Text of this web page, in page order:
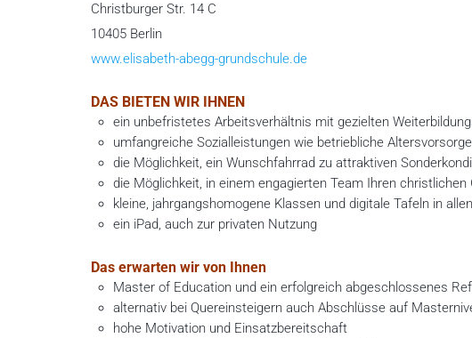
Christburger Str. 14 C
10405 Berlin
www.elisabeth-abegg-grundschule.de
DAS BIETEN WIR IHNEN
ein unbefristetes Arbeitsverhältnis mit gezielten
umfangreiche Sozialleistungen wie betriebliche
die Möglichkeit, ein Wunschfahrrad zu attraktiven
die Möglichkeit, in einem engagierten Team Ihren christlichen
kleine, jahrgangshomogene Klassen und digitale Tafeln in
ein iPad, auch zur privaten Nutzung
Das erwarten wir von Ihnen
Master of Education und ein erfolgreich abgeschlossenes
alternativ bei Quereinsteigern auch Abschlüsse auf
hohe Motivation und Einsatzbereitschaft